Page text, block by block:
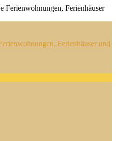
Ferienhäuser und